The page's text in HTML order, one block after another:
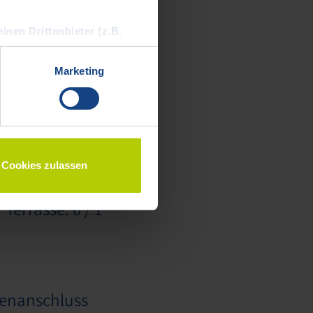
Drittanbieter (z.B.
kann:
mit einem nach EU-
Impressum
Marketing
Cookies zulassen
0 / 1